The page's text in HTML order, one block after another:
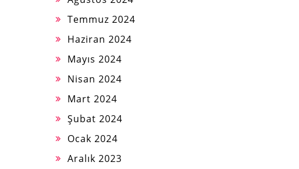
Temmuz 2024
Haziran 2024
Mayıs 2024
Nisan 2024
Mart 2024
Şubat 2024
Ocak 2024
Aralık 2023